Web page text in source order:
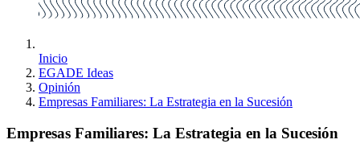
Inicio
EGADE Ideas
Opinión
Empresas Familiares: La Estrategia en la Sucesión
Empresas Familiares: La Estrategia en la Sucesión